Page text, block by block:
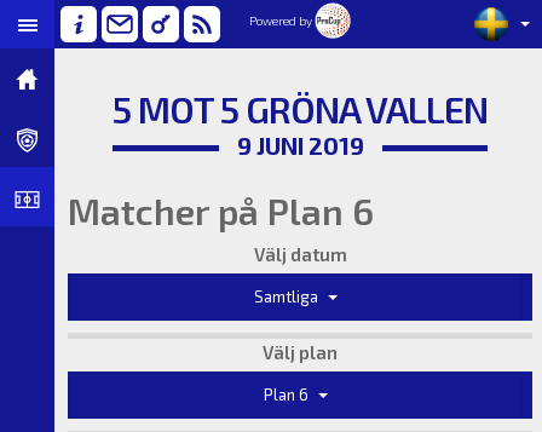
Powered by
5 MOT 5 GRÖNA VALLEN
9 JUNI 2019
Matcher på Plan 6
Välj datum
Samtliga
Välj plan
Plan 6